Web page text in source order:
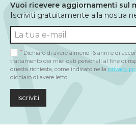
Vuoi ricevere aggiornamenti sul
Iscriviti gratuitamente alla nostra
* Dichiaro di avere almeno 16 anni e di
trattamento dei miei dati personali al fine di
questa richiesta, come indicato nella privacy
dichiaro di avere letto.
Iscriviti